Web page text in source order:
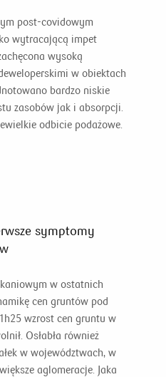
post-covidowym
wytracającą impet
wysoką
w obiektach
bardzo niskie
zasobów jak i absorpcji.
odbicie podażowe.
symptomy
w ostatnich
cen gruntów pod
wzrost cen gruntu w
Osłabła również
w województwach, w
aglomeracje. Jaka